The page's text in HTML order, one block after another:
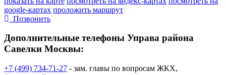
google-картах проложить маршрут
Позвонить
Дополнительные телефоны Управа района
Савелки Москвы:
+7 (499) 734-71-27 - зам. главы по вопросам ЖКХ,